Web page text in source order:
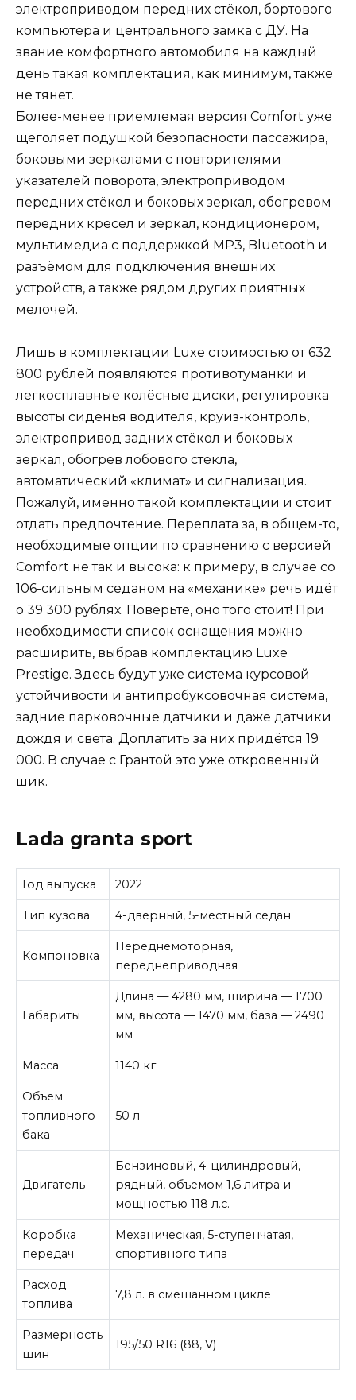
электроприводом передних стёкол, бортового
компьютера и центрального замка с ДУ. На
звание комфортного автомобиля на каждый
день такая комплектация, как минимум, также
не тянет.
Более-менее приемлемая версия Comfort уже
щеголяет подушкой безопасности пассажира,
боковыми зеркалами с повторителями
указателей поворота, электроприводом
передних стёкол и боковых зеркал, обогревом
передних кресел и зеркал, кондиционером,
мультимедиа с поддержкой MP3, Bluetooth и
разъёмом для подключения внешних
устройств, а также рядом других приятных
мелочей.
Лишь в комплектации Luxe стоимостью от 632
800 рублей появляются противотуманки и
легкосплавные колёсные диски, регулировка
высоты сиденья водителя, круиз-контроль,
электропривод задних стёкол и боковых
зеркал, обогрев лобового стекла,
автоматический «климат» и сигнализация.
Пожалуй, именно такой комплектации и стоит
отдать предпочтение. Переплата за, в общем-то,
необходимые опции по сравнению с версией
Comfort не так и высока: к примеру, в случае со
106-сильным седаном на «механике» речь идёт
о 39 300 рублях. Поверьте, оно того стоит! При
необходимости список оснащения можно
расширить, выбрав комплектацию Luxe
Prestige. Здесь будут уже система курсовой
устойчивости и антипробуксовочная система,
задние парковочные датчики и даже датчики
дождя и света. Доплатить за них придётся 19
000. В случае с Грантой это уже откровенный
шик.
Lada granta sport
Год выпуска 2022
Тип кузова 4-дверный, 5-местный седан
Компоновка
Переднемоторная,
переднеприводная
Габариты
Длина — 4280 мм, ширина — 1700
мм, высота — 1470 мм, база — 2490
мм
Масса 1140 кг
Объем
топливного
бака
50 л
Двигатель
Бензиновый, 4-цилиндровый,
рядный, объемом 1,6 литра и
мощностью 118 л.с.
Коробка
передач
Механическая, 5-ступенчатая,
спортивного типа
Расход
топлива
7,8 л. в смешанном цикле
Размерность
шин
195/50 R16 (88, V)